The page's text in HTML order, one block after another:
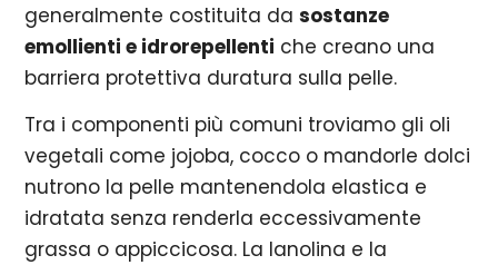
generalmente costituita dasostanze
emollienti e idrorepellenti che creano una
barriera protettiva duratura sulla pelle.
Tra i componenti più comuni troviamo gli oli
vegetali come jojoba, cocco o mandorle dolci
nutrono la pelle mantenendola elastica e
idratata senza renderla eccessivamente
grassa o appiccicosa. La lanolina e la